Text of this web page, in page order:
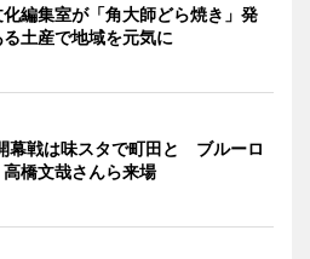
編集室が「角大師どら焼き」発
土産で地域を元気に
幕戦は味スタで町田と ブルーロ
高橋文哉さんら来場